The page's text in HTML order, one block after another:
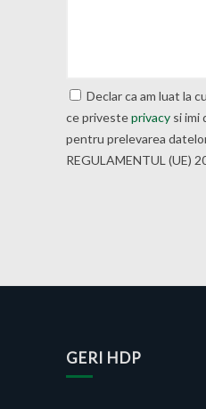
Declar ca am luat la
ce privesteprivacy si imi
pentru prelevarea
REGULAMENTUL (UE)
GERI HDP